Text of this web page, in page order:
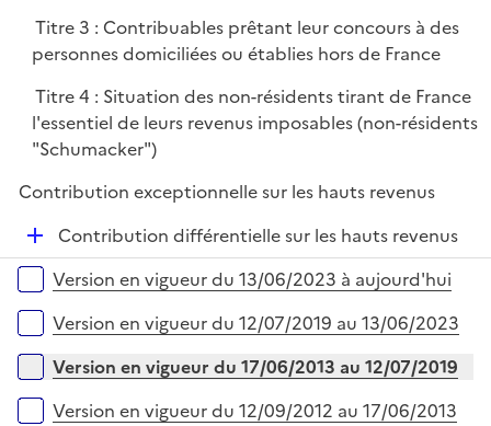
Titre 3 : Contribuables prêtant leur concours à des
personnes domiciliées ou établies hors de France
Titre 4 : Situation des non-résidents tirant de France
l'essentiel de leurs revenus imposables (non-résidents
"Schumacker")
Contribution exceptionnelle sur les hauts revenus
D
é
p
e
Contribution différentielle sur les hauts revenus
Versions sur la période
Version en vigueur du 13/06/2023 à aujourd'hui
Version en vigueur du 12/07/2019 au 13/06/2023
Version en vigueur du 17/06/2013 au 12/07/2019
Version en vigueur du 12/09/2012 au 17/06/2013